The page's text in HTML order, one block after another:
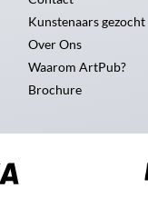
Kunstenaars gezocht
Over Ons
Waarom ArtPub?
Brochure